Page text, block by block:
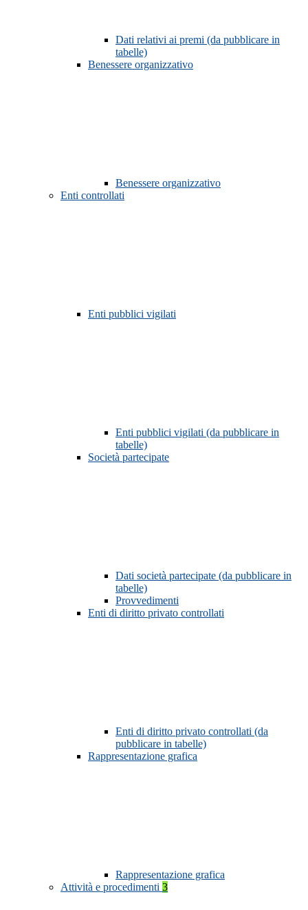
Dati relativi ai premi (da pubblicare in
tabelle)
Benessere organizzativo
Benessere organizzativo
Enti controllati
Enti pubblici vigilati
Enti pubblici vigilati (da pubblicare in
tabelle)
Società partecipate
Dati società partecipate (da pubblicare in
tabelle)
Provvedimenti
Enti di diritto privato controllati
Enti di diritto privato controllati (da
pubblicare in tabelle)
Rappresentazione grafica
Rappresentazione grafica
Attività e procedimenti 3